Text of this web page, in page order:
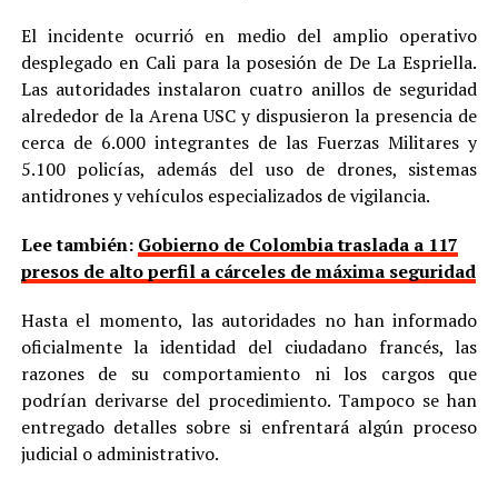
El incidente ocurrió en medio del amplio operativo
desplegado en Cali para la posesión de De La Espriella.
Las autoridades instalaron cuatro anillos de seguridad
alrededor de la Arena USC y dispusieron la presencia de
cerca de 6.000 integrantes de las Fuerzas Militares y
5.100 policías, además del uso de drones, sistemas
antidrones y vehículos especializados de vigilancia.
Lee también: Gobierno de Colombia traslada a 117
presos de alto perfil a cárceles de máxima seguridad
Hasta el momento, las autoridades no han informado
oficialmente la identidad del ciudadano francés, las
razones de su comportamiento ni los cargos que
podrían derivarse del procedimiento. Tampoco se han
entregado detalles sobre si enfrentará algún proceso
judicial o administrativo.